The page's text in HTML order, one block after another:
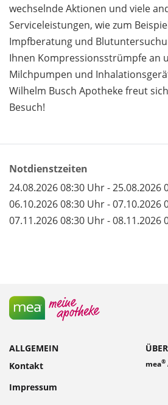
wechselnde Aktionen und viele
Serviceleistungen, wie zum
Impfberatung und
Ihnen Kompressionsstrümpfe an
Milchpumpen und
Wilhelm Busch Apotheke freut
Besuch!
Notdienstzeiten
24.08.2026 08:30 Uhr - 25.08.2026
06.10.2026 08:30 Uhr - 07.10.2026
07.11.2026 08:30 Uhr - 08.11.2026
ALLGEMEIN
Kontakt
Impressum
mea®